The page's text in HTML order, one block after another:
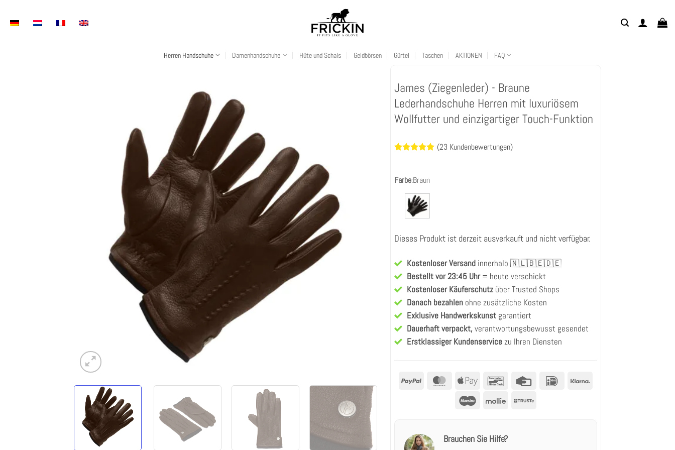
Inhalt
Herren Handschuhe Damenhandschuhe Hüte und Schals Geldbörsen Gürtel Taschen AKTIONEN FAQ
James (Ziegenleder) - Braune
Lederhandschuhe Herren mit luxuriösem
Wollfutter und einzigartiger Touch-Funktion
basierend
Kundenbewertungen
(23 Kundenbewertungen)
Farbe:Braun
Dieses Produkt ist derzeit ausverkauft und nicht verfügbar.
Kostenloser Versand innerhalb 🇳🇱🇧🇪🇩🇪
Bestellt vor 23:45 Uhr= heute verschickt
Kostenloser Käuferschutz über Trusted Shops
Danach bezahlen ohne zusätzliche Kosten
Exklusive Handwerkskunst garantiert
Dauerhaft verpackt,verantwortungsbewusst gesendet
Erstklassiger Kundenservicezu Ihren Diensten
PayPal MasterCard
Apple
BancontactKreditkarteIDeal
Klarna
MaestroMollie Truste
Brauchen Sie Hilfe?